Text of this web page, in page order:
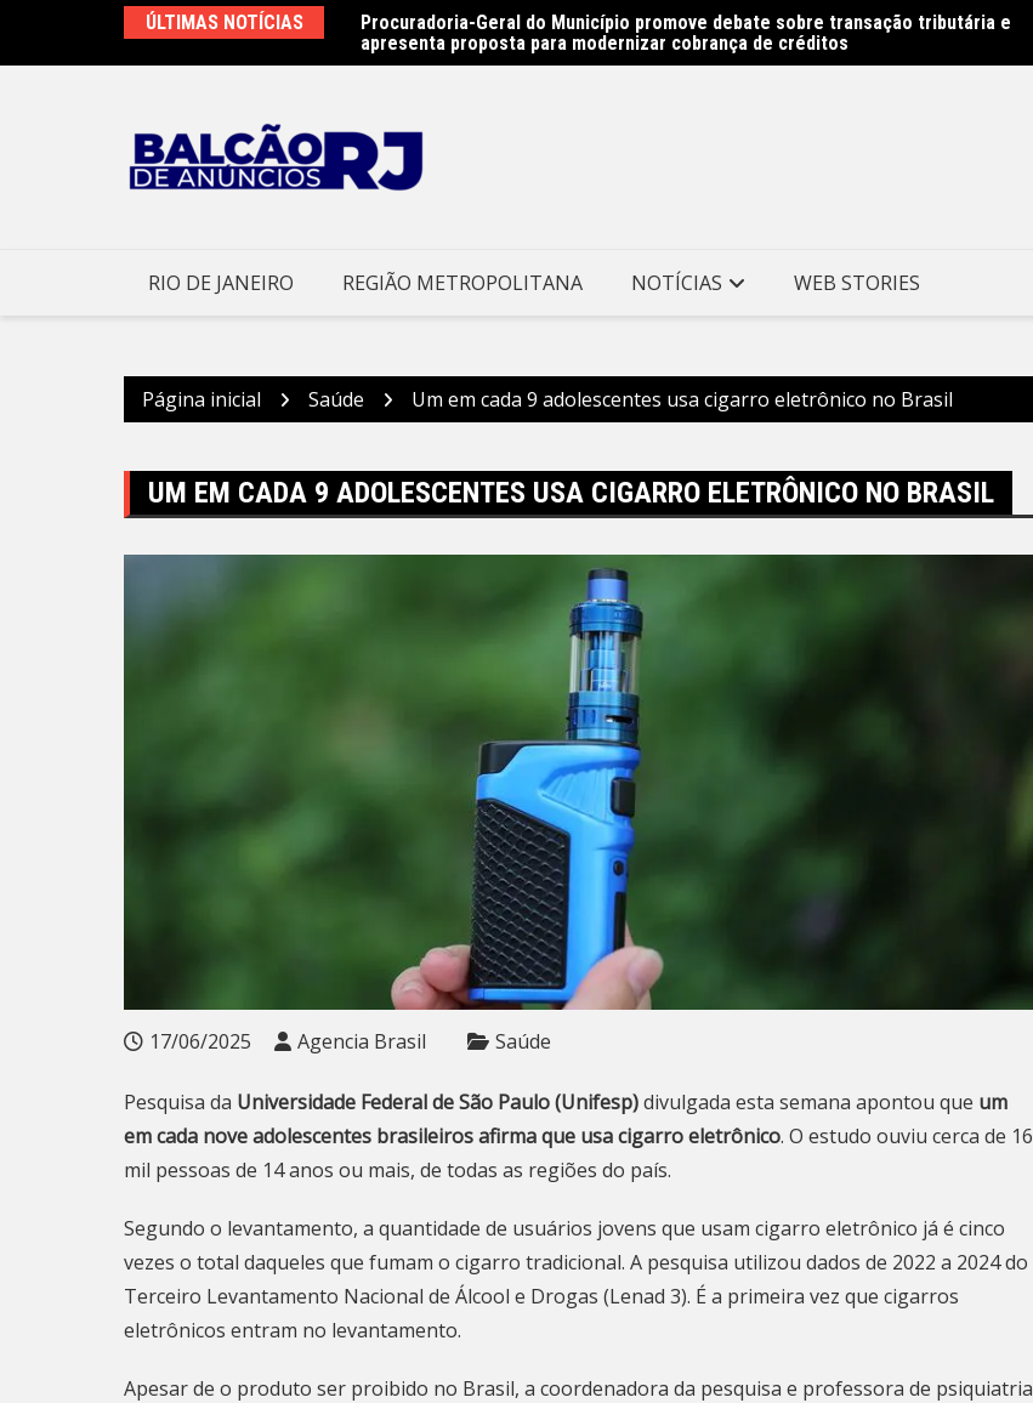
o
ÚLTIMAS NOTÍCIAS
na Praia de São Francisco neste sábado
Procuradoria-Geral do Município promove debate sobre transação tributária e
apresenta proposta para modernizar cobrança de créditos
RIO DE JANEIRO REGIÃO METROPOLITANA NOTÍCIAS WEB STORIES
Página inicial Saúde Um em cada 9 adolescentes usa cigarro eletrônico no Brasil
UM EM CADA 9 ADOLESCENTES USA CIGARRO ELETRÔNICO NO BRASIL
17/06/2025 Agencia Brasil Saúde
Pesquisa da Universidade Federal de São Paulo (Unifesp)divulgada esta semana apontou que um
em cada nove adolescentes brasileiros afirma que usa cigarro eletrônico. O estudo ouviu cerca de 16
mil pessoas de 14 anos ou mais, de todas as regiões do país.
Segundo o levantamento, a quantidade de usuários jovens que usam cigarro eletrônico já é cinco
vezes o total daqueles que fumam o cigarro tradicional. A pesquisa utilizou dados de 2022 a 2024 do
Terceiro Levantamento Nacional de Álcool e Drogas (Lenad 3). É a primeira vez que cigarros
eletrônicos entram no levantamento.
Apesar de o produto ser proibido no Brasil, a coordenadora da pesquisa e professora de psiquiatria